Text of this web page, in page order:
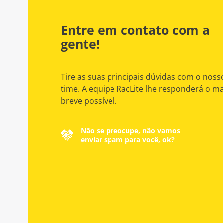
Entre em contato com a
gente!
Tire as suas principais dúvidas com o
time. A equipe RacLite lhe responderá o
breve possível.
Não se preocupe, não vamos
enviar spam para você, ok?